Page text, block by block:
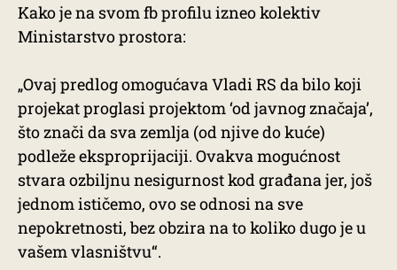
Kako je na svom fb profilu izneo kolektiv
Ministarstvo prostora:
„Ovaj predlog omogućava Vladi RS da bilo koji
projekat proglasi projektom ‘od javnog značaja’,
što znači da sva zemlja (od njive do kuće)
podleže eksproprijaciji. Ovakva mogućnost
stvara ozbiljnu nesigurnost kod građana jer, još
jednom ističemo, ovo se odnosi na sve
nepokretnosti, bez obzira na to koliko dugo je u
vašem vlasništvu“.